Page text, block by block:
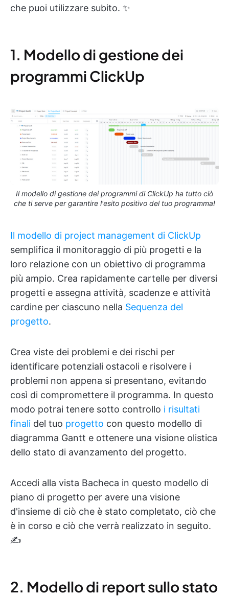
che puoi utilizzare subito. ✨
1. Modello di gestione dei
programmi ClickUp
Il modello di gestione dei programmi di ClickUp ha tutto ciò
che ti serve per garantire l'esito positivo del tuo programma!
Il modello di project management di ClickUp
semplifica il monitoraggio di più progetti e la
loro relazione con un obiettivo di programma
più ampio. Crea rapidamente cartelle per diversi
progetti e assegna attività, scadenze e attività
cardine per ciascuno nella Sequenza del
progetto.
Crea viste dei problemi e dei rischi per
identificare potenziali ostacoli e risolvere i
problemi non appena si presentano, evitando
così di compromettere il programma. In questo
modo potrai tenere sotto controllo i risultati
finali del tuo progetto con questo modello di
diagramma Gantt e ottenere una visione olistica
dello stato di avanzamento del progetto.
Accedi alla vista Bacheca in questo modello di
piano di progetto per avere una visione
d'insieme di ciò che è stato completato, ciò che
è in corso e ciò che verrà realizzato in seguito.
✍️
2. Modello di report sullo stato